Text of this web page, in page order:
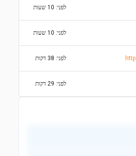
לפני: 10 שעות
לפני: 10 שעות
לפני: 38 דקות
לפני: 29 דקות